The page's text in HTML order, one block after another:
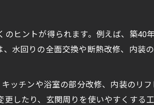
ヒントが得られます。例えば、築40
水回りの全面交換や断熱改修、内装
ッチンや浴室の部分改修、内装のリ
したり、玄関周りを使いやすくする工